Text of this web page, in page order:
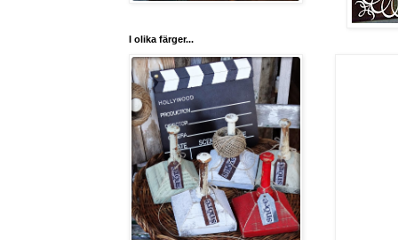
I olika färger...